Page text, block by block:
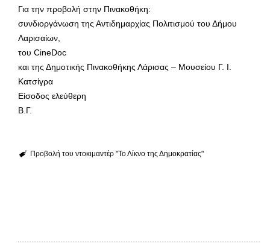
Για την προβολή στην Πινακοθήκη:
συνδιοργάνωση της Αντιδημαρχίας Πολιτισμού του Δήμου
Λαρισαίων,
του CineDoc
και της Δημοτικής Πινακοθήκης Λάρισας – Μουσείου Γ. Ι.
Κατσίγρα
Είσοδος ελεύθερη
Β.Γ.
Προβολή του ντοκιμαντέρ "Το Λίκνο της Δημοκρατίας"